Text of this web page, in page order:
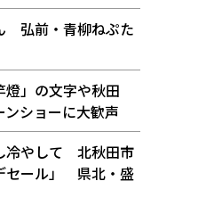
弘前・青柳ねぷた
」の文字や秋田
ショーに大歓声
冷やして 北秋田市
セール」 県北・盛